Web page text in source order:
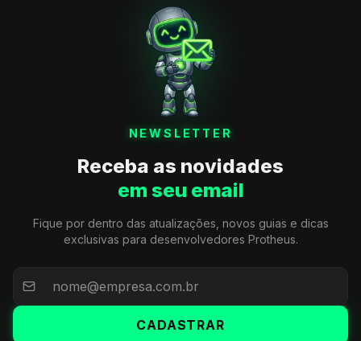
NEWSLETTER
Receba as novidades
em seu email
Fique por dentro das atualizações, novos guias e dicas
exclusivas para desenvolvedores Protheus.
CADASTRAR